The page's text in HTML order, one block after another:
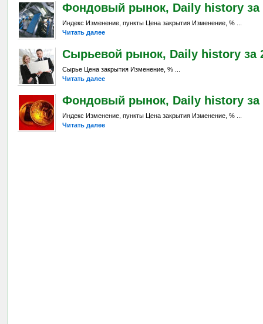
Фондовый рынок, Daily history за
Индекс Изменение, пункты Цена закрытия Изменение, % ...
Читать далее
Сырьевой рынок, Daily history за
Сырье Цена закрытия Изменение, % ...
Читать далее
Фондовый рынок, Daily history за
Индекс Изменение, пункты Цена закрытия Изменение, % ...
Читать далее